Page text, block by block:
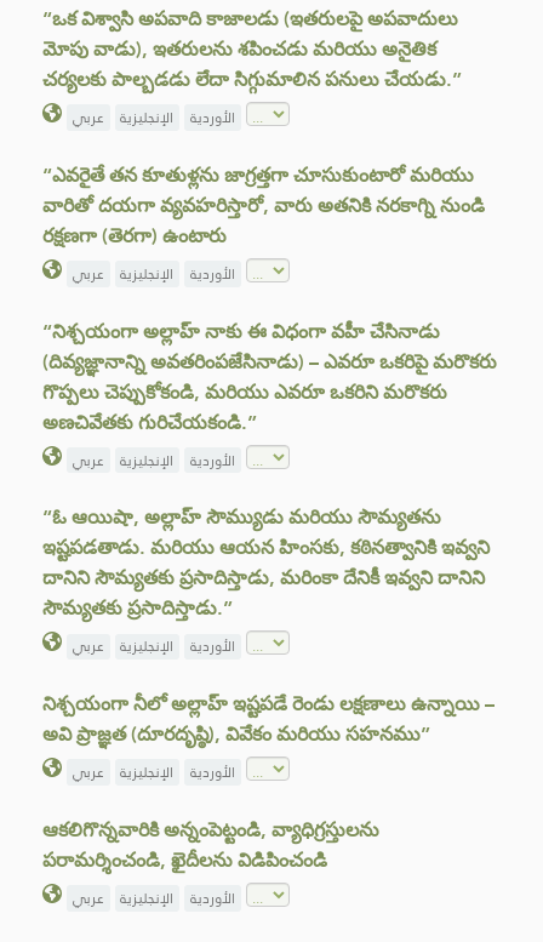
“ఒక విశ్వాసి అపవాది కాజాలడు (ఇతరులపై అపవాదులు
మోపు వాడు), ఇతరులను శపించడు మరియు అనైతిక
చర్యలకు పాల్బడడు లేదా సిగ్గుమాలిన పనులు చేయడు.”
عربي الإنجليزية الأوردية
“ఎవరైతే తన కూతుళ్లను జాగ్రత్తగా చూసుకుంటారో మరియు
వారితో దయగా వ్యవహరిస్తారో, వారు అతనికి నరకాగ్ని నుండి
రక్షణగా (తెరగా) ఉంటారు
عربي الإنجليزية الأوردية
“నిశ్చయంగా అల్లాహ్ నాకు ఈ విధంగా వహీ చేసినాడు
(దివ్యజ్ఞానాన్ని అవతరింపజేసినాడు) – ఎవరూ ఒకరిపై మరొకరు
గొప్పలు చెప్పుకోకండి, మరియు ఎవరూ ఒకరిని మరొకరు
అణచివేతకు గురిచేయకండి.”
عربي الإنجليزية الأوردية
“ఓ ఆయిషా, అల్లాహ్ సౌమ్యుడు మరియు సౌమ్యతను
ఇష్టపడతాడు. మరియు ఆయన హింసకు, కఠినత్వానికి ఇవ్వని
దానిని సౌమ్యతకు ప్రసాదిస్తాడు, మరింకా దేనికీ ఇవ్వని దానిని
సౌమ్యతకు ప్రసాదిస్తాడు.”
عربي الإنجليزية الأوردية
నిశ్చయంగా నీలో అల్లాహ్ ఇష్టపడే రెండు లక్షణాలు ఉన్నాయి –
అవి ప్రాజ్ఞత (దూరదృష్ఠి), వివేకం మరియు సహనము”
عربي الإنجليزية الأوردية
ఆకలిగొన్నవారికి అన్నంపెట్టండి, వ్యాధిగ్రస్తులను
పరామర్శించండి, ఖైదీలను విడిపించండి
عربي الإنجليزية الأوردية